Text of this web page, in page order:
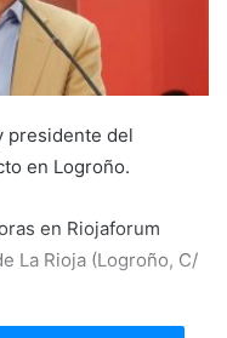
presidente del
en Logroño.
en Riojaforum
La Rioja (Logroño, C/